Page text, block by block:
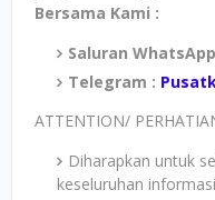
Bersama Kami :
Saluran
Telegram :
ATTENTION/
Diharapkan untuk
keseluruhan